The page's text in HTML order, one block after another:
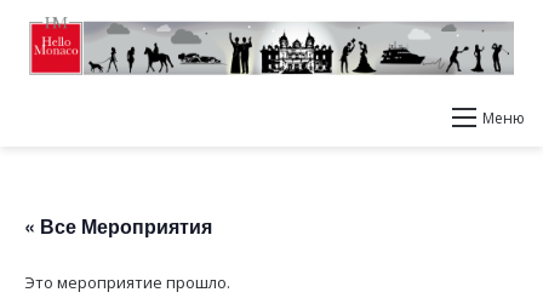
Меню
« Все Мероприятия
Это мероприятие прошло.